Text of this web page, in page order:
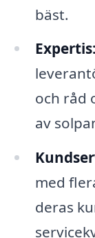
bäst.
Expertis:
och råd
av
med
deras